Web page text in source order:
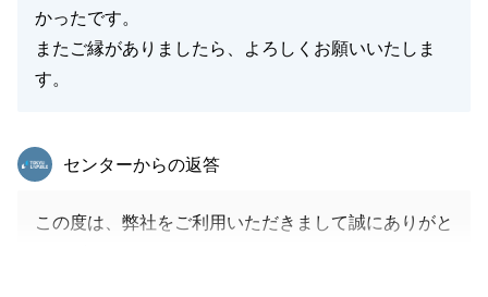
かったです。
またご縁がありましたら、よろしくお願いいたしま
す。
東急リバブル
センターからの返答
この度は、弊社をご利用いただきまして誠にありがと